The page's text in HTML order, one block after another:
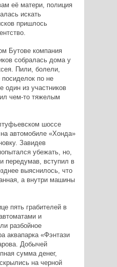
её матери, полиция
искать
пришлось
Бутове компания
собралась дома у
Пили, болели,
по не
один из участников
чем-то тяжелым
шоссе
автомобиле «Хонда»
Завидев
убежать, но,
передумав, вступил в
выяснилось, что
а внутри машины
пять грабителей в
и
разбойное
аквапарка «Фэнтази
Добычей
сумма денег,
на черной